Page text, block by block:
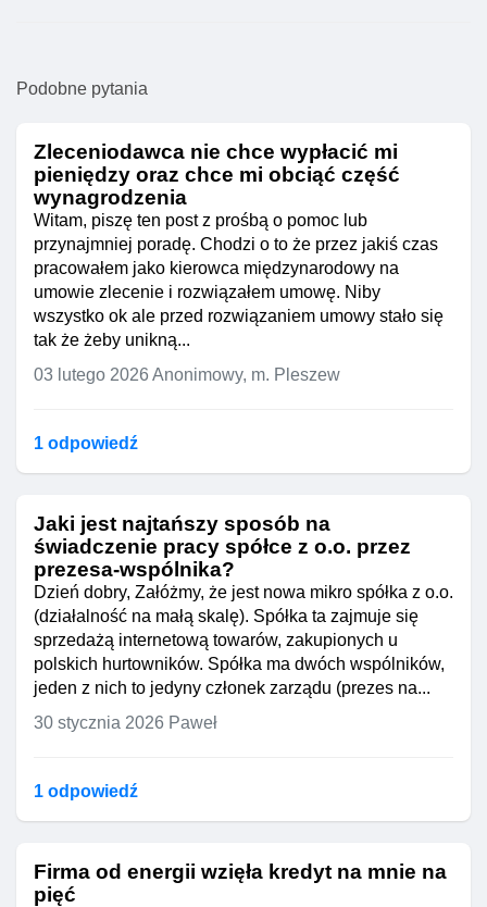
Podobne pytania
Zleceniodawca nie chce wypłacić mi
pieniędzy oraz chce mi obciąć część
wynagrodzenia
Witam, piszę ten post z prośbą o pomoc lub
przynajmniej poradę. Chodzi o to że przez jakiś czas
pracowałem jako kierowca międzynarodowy na
umowie zlecenie i rozwiązałem umowę. Niby
wszystko ok ale przed rozwiązaniem umowy stało się
tak że żeby unikną...
03 lutego 2026 Anonimowy, m. Pleszew
1 odpowiedź
Jaki jest najtańszy sposób na
świadczenie pracy spółce z o.o. przez
prezesa-wspólnika?
Dzień dobry, Załóżmy, że jest nowa mikro spółka z o.o.
(działalność na małą skalę). Spółka ta zajmuje się
sprzedażą internetową towarów, zakupionych u
polskich hurtowników. Spółka ma dwóch wspólników,
jeden z nich to jedyny członek zarządu (prezes na...
30 stycznia 2026 Paweł
1 odpowiedź
Firma od energii wzięła kredyt na mnie na
pięć